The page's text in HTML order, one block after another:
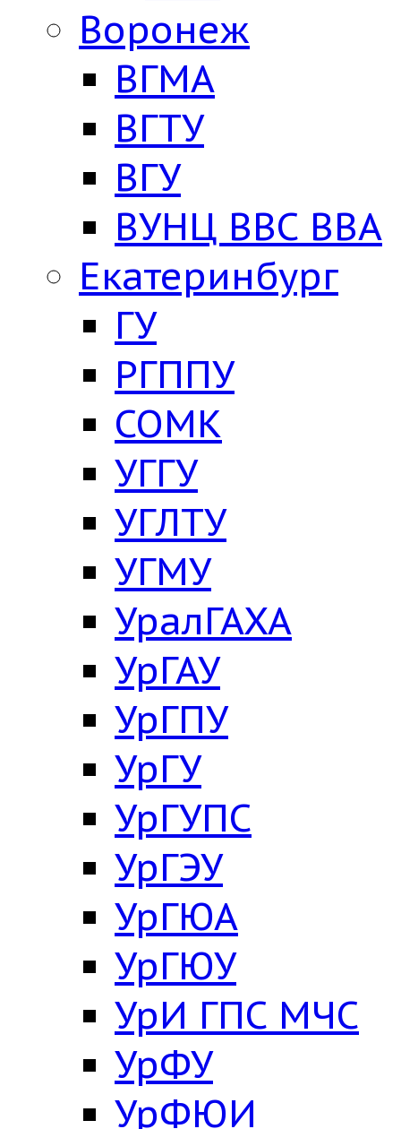
Воронеж
ВГМА
ВГТУ
ВГУ
ВУНЦ ВВС ВВА
Екатеринбург
ГУ
РГППУ
СОМК
УГГУ
УГЛТУ
УГМУ
УралГАХА
УрГАУ
УрГПУ
УрГУ
УрГУПС
УрГЭУ
УрГЮА
УрГЮУ
УрИ ГПС МЧС
УрФУ
УрФЮИ